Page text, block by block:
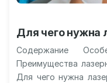
Для чего нужна
Содержание
Преимущества
Для чего нужна